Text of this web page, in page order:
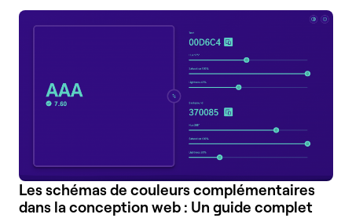
Les schémas de couleurs complémentaires
dans la conception web : Un guide complet